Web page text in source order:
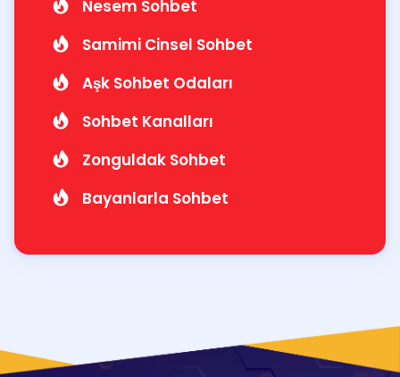
Nesem Sohbet
Samimi Cinsel Sohbet
Aşk Sohbet Odaları
Sohbet Kanalları
Zonguldak Sohbet
Bayanlarla Sohbet